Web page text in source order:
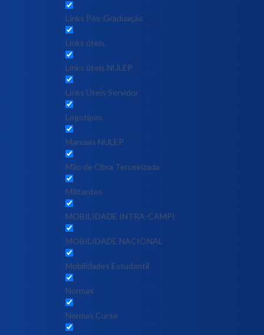
Links Pós-Graduação
Links úteis
Links úteis NULEP
Links Úteis Servidor
Logotipos
Manuais NULEP
Mão de Obra Terceirizada
Militantes
MOBILIDADE INTRA-CAMPI
MOBILIDADE NACIONAL
Mobilidades Estudantil
Normas
Normas Curso